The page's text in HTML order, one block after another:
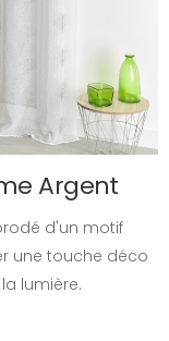
Argent
d'un motif
une touche déco
lumière.